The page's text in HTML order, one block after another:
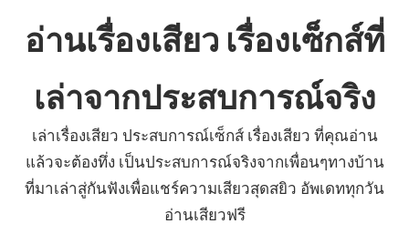
อ่านเรื่องเสียว เรื่องเซ็กส์ที่
เล่าจากประสบการณ์จริง
เล่าเรื่องเสียว ประสบการณ์เซ็กส์ เรื่องเสียว ที่คุณอ่าน
แล้วจะต้องทึ่ง เป็นประสบการณ์จริงจากเพื่อนๆทางบ้าน
ที่มาเล่าสู่กันฟังเพื่อแชร์ความเสียวสุดสยิว อัพเดททุกวัน
อ่านเสียวฟรี